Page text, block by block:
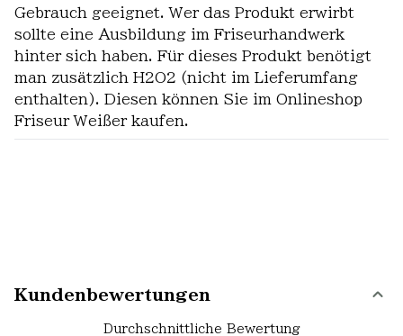
Gebrauch geeignet. Wer das Produkt erwirbt
sollte eine Ausbildung im Friseurhandwerk
hinter sich haben. Für dieses Produkt benötigt
man zusätzlich H2O2 (nicht im Lieferumfang
enthalten). Diesen können Sie im Onlineshop
Friseur Weißer kaufen.
Kundenbewertungen
Durchschnittliche Bewertung